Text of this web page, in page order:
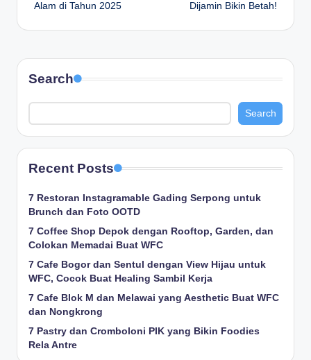
Alam di Tahun 2025
Dijamin Bikin Betah!
Search
Search
Recent Posts
7 Restoran Instagramable Gading Serpong untuk
Brunch dan Foto OOTD
7 Coffee Shop Depok dengan Rooftop, Garden, dan
Colokan Memadai Buat WFC
7 Cafe Bogor dan Sentul dengan View Hijau untuk
WFC, Cocok Buat Healing Sambil Kerja
7 Cafe Blok M dan Melawai yang Aesthetic Buat WFC
dan Nongkrong
7 Pastry dan Cromboloni PIK yang Bikin Foodies
Rela Antre